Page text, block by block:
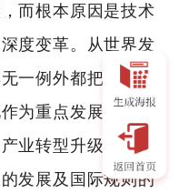
而根本原因是技术
度变革。从世界发
一例外都把发展数
为重点发展方向。
业转型升级的过程
发展及国际规则的